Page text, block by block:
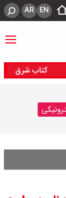
EN
AR
کتاب شرق